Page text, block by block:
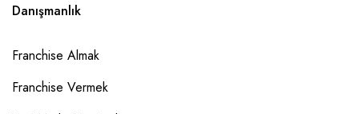
Danışmanlık
Franchise Almak
Franchise Vermek